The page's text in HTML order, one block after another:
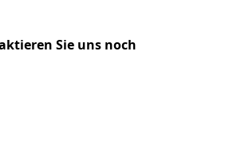
Sie uns noch